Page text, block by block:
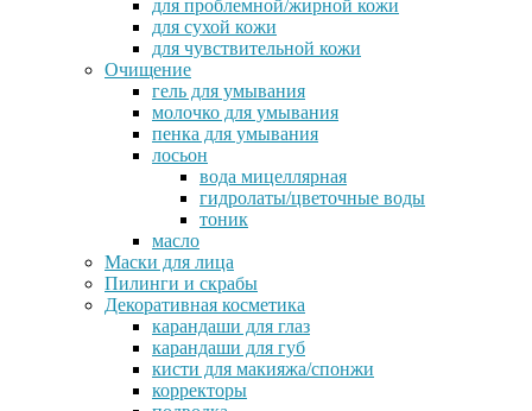
для проблемной/жирной кожи
для сухой кожи
для чувствительной кожи
Очищение
гель для умывания
молочко для умывания
пенка для умывания
лосьон
вода мицеллярная
гидролаты/цветочные воды
тоник
масло
Маски для лица
Пилинги и скрабы
Декоративная косметика
карандаши для глаз
карандаши для губ
кисти для макияжа/спонжи
корректоры